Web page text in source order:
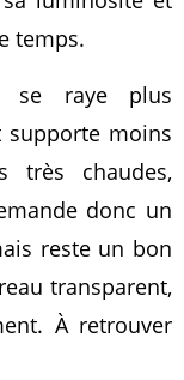
temps.
se raye plus
supporte moins
très chaudes,
donc un
reste un bon
transparent,
À retrouver